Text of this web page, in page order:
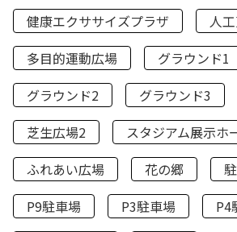
健康エクササイズプラザ
人
多目的運動広場
グラウンド1
グラウンド2
グラウンド3
芝生広場2
スタジアム展示ホ
ふれあい広場
花の郷
P9駐車場
P3駐車場
P4